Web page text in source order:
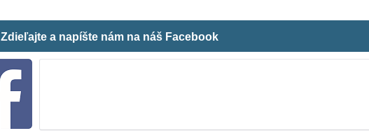
Zdieľajte a napíšte nám na náš Facebook